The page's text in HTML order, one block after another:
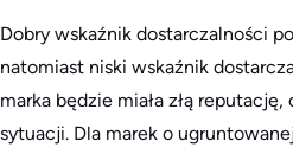
Dobry wskaźnik dostarczalności
natomiast niski wskaźnik
marka będzie miała złą
sytuacji. Dla marek o